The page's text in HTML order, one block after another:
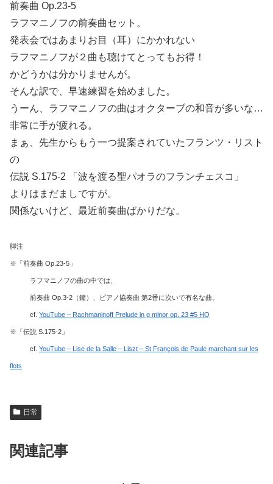
前奏曲 Op.23-5
ラフマニノフの前奏曲セット。
発表会ではあまりお目（耳）にかかれない
ラフマニノフが２曲も聴けてとってもお得！
かどうかは分かりませんが。
そんな訳で、早速練習を始めました。
うーん、ラフマニノフの曲はオクターブの和音が多いな…
非常に手が疲れる。
まぁ、先生からもう一つ提案されていたフランツ・リスト
の
伝説 S.175-2 「波を渡る聖パオラのフランチェスコ」
よりはまだましですが。
関係ないけど、最近前奏曲ばかりだな。
脚注
※「前奏曲 Op.23-5」
ラフマニノフの曲の中では、
前奏曲 Op.3-2（鐘）、ピアノ協奏曲 第2番に次いで有名な曲。
cf. YouTube – Rachmaninoff Prelude in g minor op. 23 #5 HQ
※「伝説 S.175-2」
cf. YouTube – Lise de la Salle – Liszt – St François de Paule marchant sur les
flots
日常
関連記事